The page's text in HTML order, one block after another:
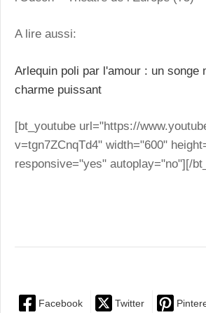
A lire aussi:
Arlequin poli par l'amour : un songe
charme puissant
[bt_youtube url="https://
v=tgn7ZCnqTd4" width="600"
responsive="yes" autoplay="no"][/
Facebook Twitter